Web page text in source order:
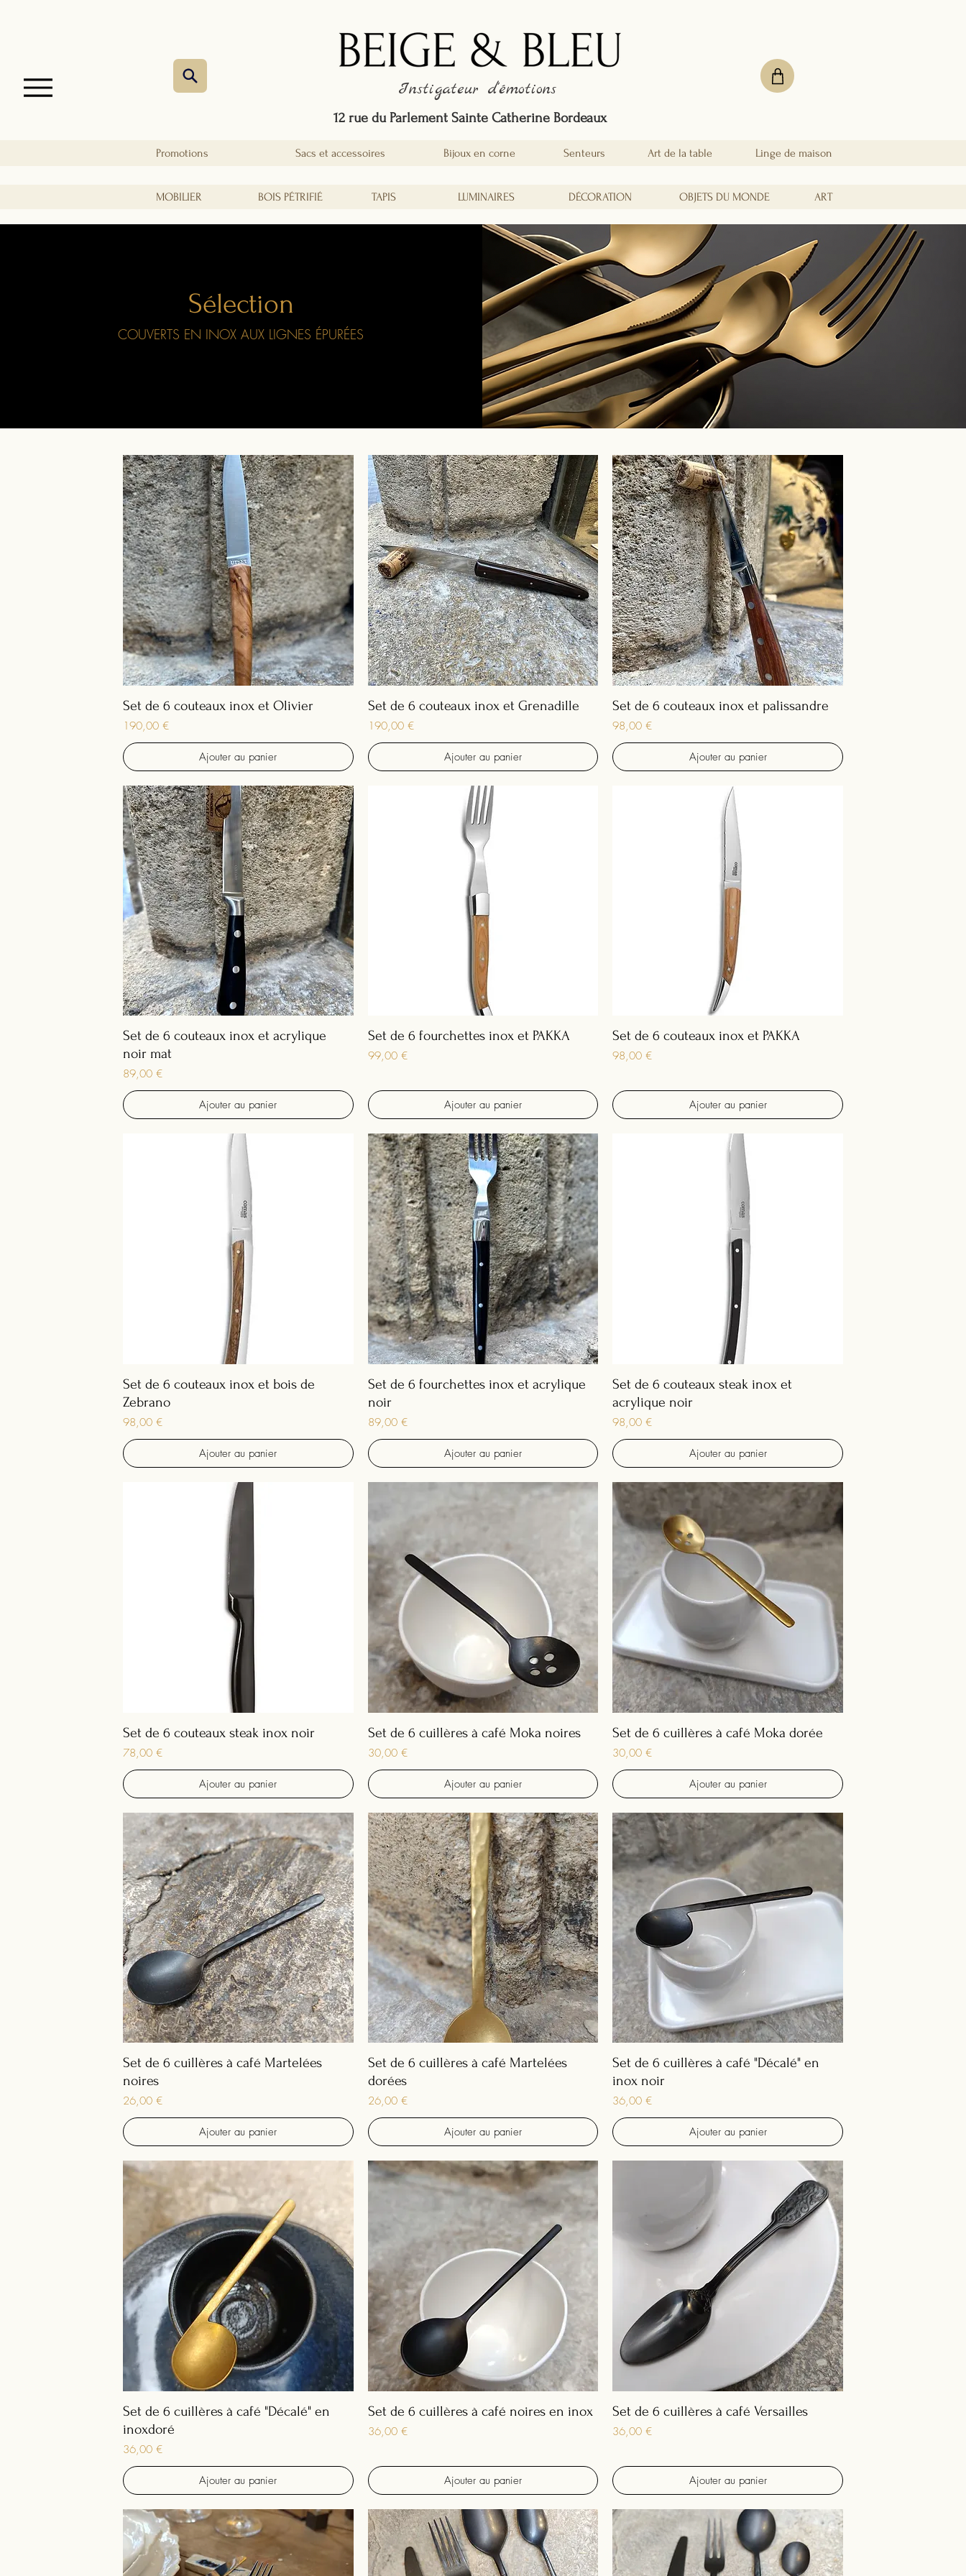
Instigateur d'émotions
12 rue du Parlement Sainte Catherine Bordeaux
Promotions Sacs et accessoires Bijoux en corne Senteurs Art de la table Linge de maison
MOBILIER BOIS PÉTRIFIÉ TAPIS LUMINAIRES DÉCORATION OBJETS DU MONDE ART
Sélection
COUVERTS EN INOX AUX LIGNES ÉPURÉES
Set de 6 couteaux inox et Olivier
Prix
190,00 €
Ajouter au panier
Set de 6 couteaux inox et Grenadille
Prix
190,00 €
Ajouter au panier
Set de 6 couteaux inox et palissandre
Prix
98,00 €
Ajouter au panier
Set de 6 couteaux inox et acrylique
noir mat
Prix
89,00 €
Ajouter au panier
Set de 6 fourchettes inox et PAKKA
Prix
99,00 €
Ajouter au panier
Set de 6 couteaux inox et PAKKA
Prix
98,00 €
Ajouter au panier
Set de 6 couteaux inox et bois de
Zebrano
Prix
98,00 €
Ajouter au panier
Set de 6 fourchettes inox et acrylique
noir
Prix
89,00 €
Ajouter au panier
Set de 6 couteaux steak inox et
acrylique noir
Prix
98,00 €
Ajouter au panier
Set de 6 couteaux steak inox noir
Prix
78,00 €
Ajouter au panier
Set de 6 cuillères à café Moka noires
Prix
30,00 €
Ajouter au panier
Set de 6 cuillères à café Moka dorée
Prix
30,00 €
Ajouter au panier
Set de 6 cuillères à café Martelées
noires
Prix
26,00 €
Ajouter au panier
Set de 6 cuillères à café Martelées
dorées
Prix
26,00 €
Ajouter au panier
Set de 6 cuillères à café "Décalé" en
inox noir
Prix
36,00 €
Ajouter au panier
Set de 6 cuillères à café "Décalé" en
inoxdoré
Prix
36,00 €
Ajouter au panier
Set de 6 cuillères à café noires en inox
Prix
36,00 €
Ajouter au panier
Set de 6 cuillères à café Versailles
Prix
36,00 €
Ajouter au panier